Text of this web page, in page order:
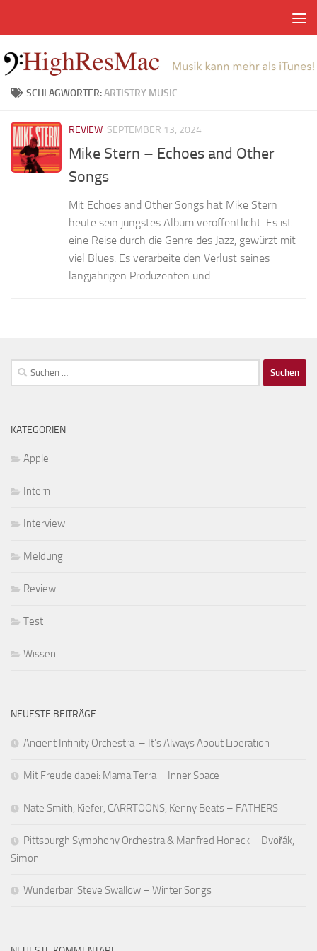
SCHLAGWÖRTER:ARTISTRY MUSIC
REVIEW SEPTEMBER 13, 2024
Mike Stern – Echoes and Other
Songs
Mit Echoes and Other Songs hat Mike Stern
heute sein jüngstes Album veröffentlicht. Es ist
eine Reise durch die Genre des Jazz, gewürzt mit
viel Blues. Es verarbeite den Verlust seines
langjährigen Produzenten und...
Suchen
nach:
KATEGORIEN
Apple
Intern
Interview
Meldung
Review
Test
Wissen
NEUESTE BEITRÄGE
Ancient Infinity Orchestra – It’s Always About Liberation
Mit Freude dabei: Mama Terra – Inner Space
Nate Smith, Kiefer, CARRTOONS, Kenny Beats – FATHERS
Pittsburgh Symphony Orchestra & Manfred Honeck – Dvořák,
Simon
Wunderbar: Steve Swallow – Winter Songs